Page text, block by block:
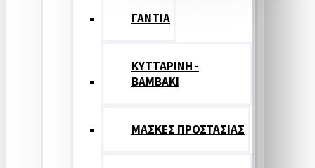
ΓΑΝΤΙΑ
ΚΥΤΤΑΡΙΝΗ -
ΒΑΜΒΑΚΙ
ΜΑΣΚΕΣ ΠΡΟΣΤΑΣΙΑΣ